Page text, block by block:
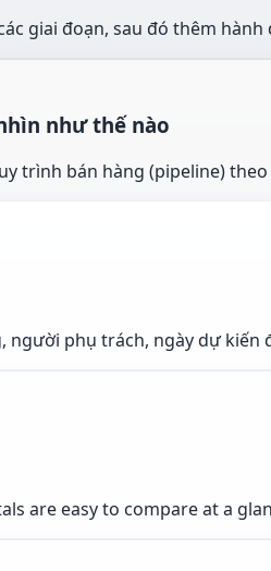
giai đoạn, sau đó thêm
như thế nào
trình bán hàng (pipeline)
người phụ trách, ngày dự kiến
are easy to compare at a